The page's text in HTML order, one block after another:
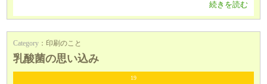
続きを読む
Category ： 印刷のこと
乳酸菌の思い込み
19